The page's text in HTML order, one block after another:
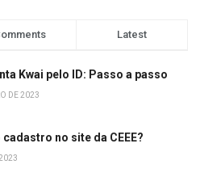
Latest
Kwai pelo ID: Passo a passo
DE 2023
no site da CEEE?